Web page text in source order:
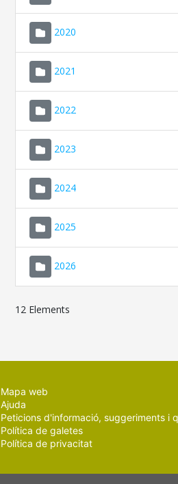
2020
2021
2022
2023
2024
2025
2026
12 Elements
Mapa web
Ajuda
Peticions d'informació, suggeriments i
Política de galetes
Política de privacitat